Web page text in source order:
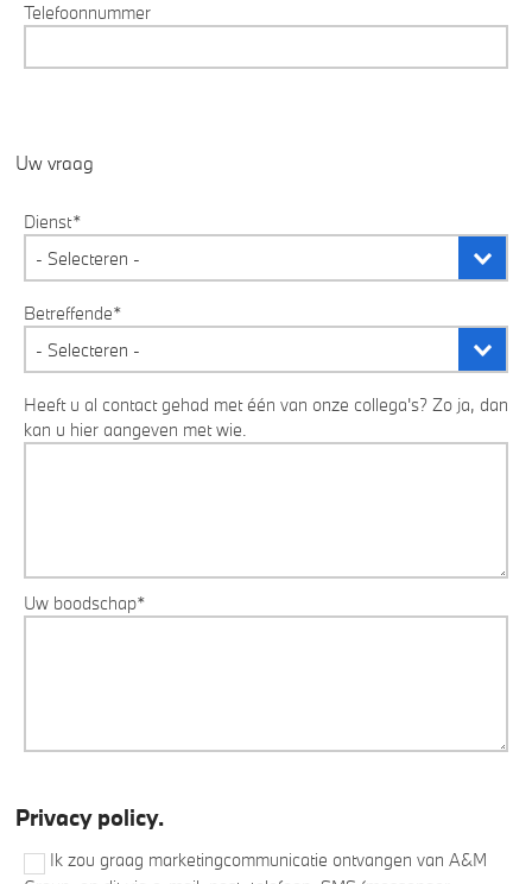
Telefoonnummer
Uw vraag
Dienst*
Betreffende*
Heeft u al contact gehad met één van onze collega's? Zo ja, dan
kan u hier aangeven met wie.
Uw boodschap*
Privacy policy.
Ik zou graag marketingcommunicatie ontvangen van A&M